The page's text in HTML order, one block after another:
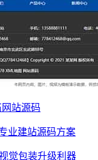
站源码
业建站源码方案
觉包装升级利器